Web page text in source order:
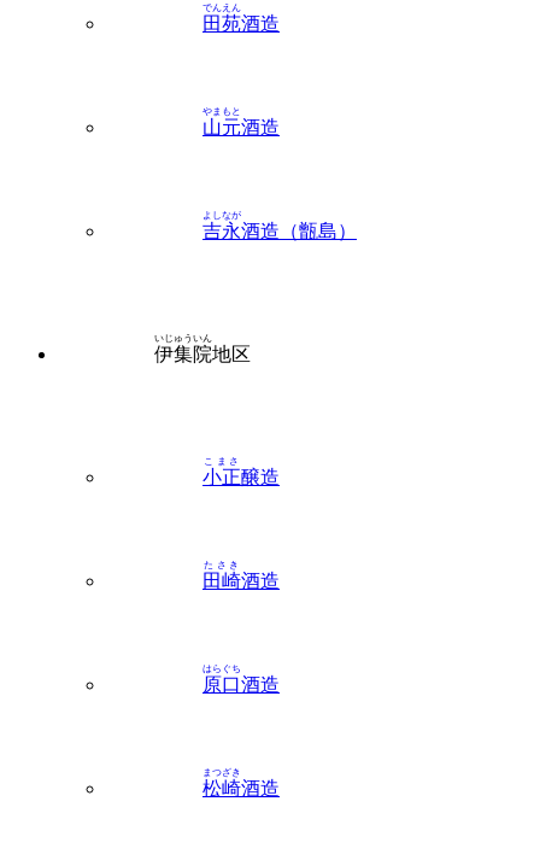
田苑
でんえん
酒造
山元
やまもと
酒造
吉永
よしなが
酒造（甑島）
伊集院
いじゅういん
地区
小正
こまさ
醸造
田崎
たさき
酒造
原口
はらぐち
酒造
松崎
まつざき
酒造